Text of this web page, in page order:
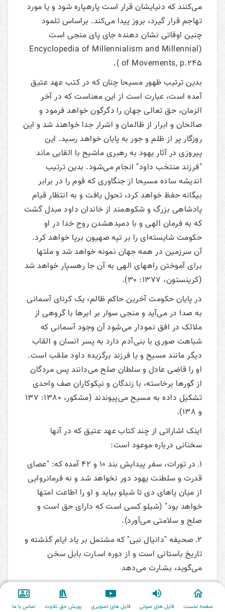
می‌کنند که دنیایشان قرار است پاره­پاره شود و یا مورد
تهاجم قرار گیرد، بروز پیدا می‌کند. براساس تلمود
چنین اوقاتی نشان دهنده جای پای منجی است
(Encyclopedia of Millennialism and Millennial
of Movements, p.245 ).
بدین ترتیب ظهور مسیحا چنان که در کتب عهد عتیق
آمده است، عبارت است از این معناست که در آخر
الزمان، حق تعالی جهان را دگرگون خواهد فرمود و
صالحان و ابرار از ظالمان و اشرار جدا خواهند شد و این
روزگار پر از ظلم و جور به پایان خواهد رسید. این
پیروزی در آثار یهود به رهبری ماشیح با القابی ماند
"فرزند منتخب داود" انجام می‌شود. بدین ترتیب
اندیشه ساده مسیحا از جنگاوری که قوم را در برابر
بیگانه حفظ خواهد کرد، تحول یافت و به انتظار قیام
پادشاهی بزرگ و شکوهمند از خاندان داود مبدل گشت
که به فرمان الهی و با دمیده­شدن روح خدا در او
حکومت شایسته‌ای را بر تپه صهیون برپا خواهد کرد.
آن سرزمین در همه جهان نمونه خواهد شد و ملتها
برای آموختن راههای الهی به آن جا رهسپار خواهد شد
(کرینستون، 1377: 30).
در پایان‌ حکومت‌ آخرین‌ حاکم‌ ظالم‌، یک‌ کرنای‌ آسمانی‌
به‌ صدا در می‌­آید و منجی‌ سوار بر ابرها با گروهی‌ از
ملائک‌ در افق‌ نمودار می‌‌شود آن‌ وجود آسمانی‌ که‌
شباهت‌ صوری‌ با بنی‌­آدم‌ دارد به‌ پسر انسان‌ و القاب‌
دیگر مانند مسیح‌ و یا فرزند برگزیده‌ داود ملقب‌ است‌.
او را قاضی‌ عادل‌ و سلطان‌ صلح می‌دانند پس‌ مردگان‌
از گورها برخاسته‌، با زندگان‌ و نیکوکاران‌ صف‌ واحدی‌
تشکیل‌ داده‌ به‌ مسیح‌ می‌پیوندند (مشکور، 1380:‌ 137
و 138).
اینک اشاراتی از چند کتاب عهد عتیق که در آنها
سخنانی درباره موعود است:
1ـ در تورات، سفر پیدایش بند 10 و 42 آمده که: "عصای
قدرت و سلطنت یهود دور نخواهد شد و نه فرمانروایی
از میان پاهای دی تا شیلو بیاید و او را اطاعت امتها
خواهد بود" (شیلو کسی است که دارای حق است و
صلح و سلامتی می‌آورد).
2ـ صحیفه "دانیال نبی" که مشتمل بر یاد ایام گذشته و
تاریخ باستانی است و از دوره اسـارت بابل سخن
می‌گوید، بشـارت می‌دهد
که دنیای پر از آفت و شر، به پایان خواهد رسید.
در کتاب دانیال نبی می‌خوانیم که خداوند خطاب به
صفحه نخست فایل های صوتی فایل های تصویری پویش حق تلاوت تماس با ما